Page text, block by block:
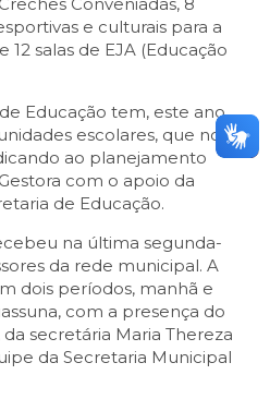
e culturais para a
salas de EJA (Educação
Educação tem, este ano,
escolares, que no
ao planejamento
com o apoio da
de Educação.
na última segunda-
da rede municipal. A
dois períodos, manhã e
com a presença do
secretária Maria Thereza
da Secretaria Municipal